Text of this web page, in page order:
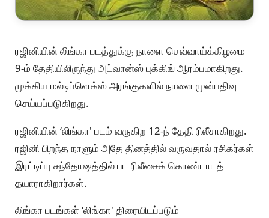
ரஜினியின் லிங்கா படத்துக்கு நாளை செவ்வாய்க்கிழமை
9-ம் தேதியிலிருந்து அட்வான்ஸ் புக்கிங் ஆரம்பமாகிறது.
முக்கிய மல்டிப்ளெக்ஸ் அரங்குகளில் நாளை முன்பதிவு
செய்யப்படுகிறது.
ரஜினியின் ‘லிங்கா' படம் வருகிற 12-ந் தேதி ரிலீசாகிறது.
ரஜினி பிறந்த நாளும் அதே தினத்தில் வருவதால் ரசிகர்கள்
இரட்டிப்பு சந்தோஷத்தில் பட ரிலீசைக் கொண்டாடத்
தயாராகிறார்கள்.
லிங்கா படங்கள் ‘லிங்கா' திரையிடப்படும்